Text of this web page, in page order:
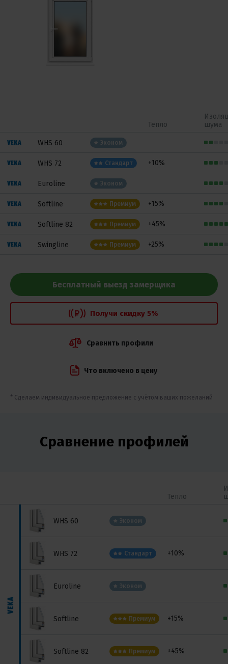
Тепло
шума
WHS 60 Эконом
WHS 72 Стандарт +10%
Euroline Эконом
Softline Премиум +15%
Softline 82 Премиум +45%
Swingline Премиум +25%
Бесплатный выезд замерщика
Получи скидку 5%
Сравнить профили
Что включено в цену
* Сделаем индивидуальное предложение с учётом ваших пожеланий
Сравнение профилей
Тепло
WHS 60 Эконом
WHS 72 Стандарт +10%
Euroline Эконом
Softline Премиум +15%
Softline 82 Премиум +45%